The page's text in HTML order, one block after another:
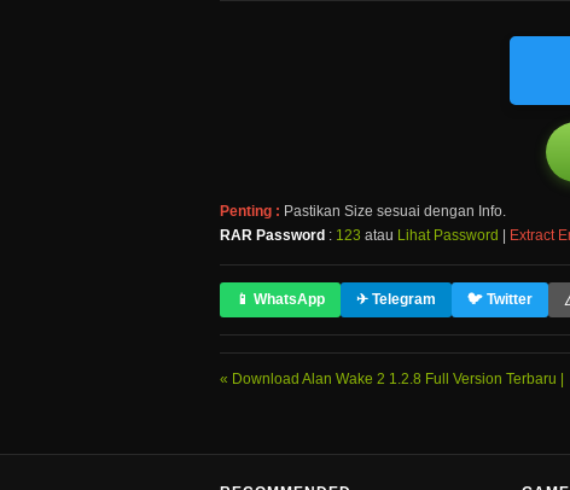
Penting : Pastikan Size sesuai dengan Info.
RAR Password : 123 atau Lihat Password Extract
📱 WhatsApp ✈ Telegram 🐦 Twitter
Download Alan Wake 2 1.2.8 Full Version Terbaru |